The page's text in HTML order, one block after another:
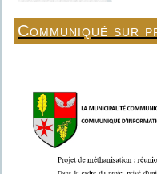
Communiqué sur